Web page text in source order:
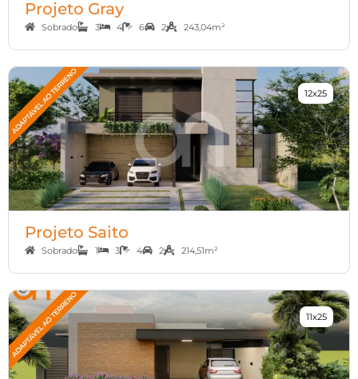
Projeto Gray
Sobrado 3 4 6 2 243,04m²
12x25
Projeto Saito
Sobrado 1 3 4 2 214,51m²
11x25